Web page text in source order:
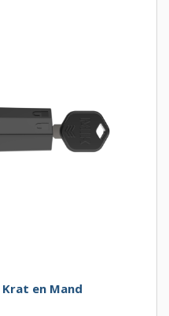
en Mand